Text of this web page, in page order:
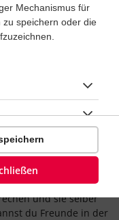
es
Selbstlernen
nur die
fürs Leben.
der Welt spricht.
Ländern und
und sie selber
du Freunde in der
Mechanismus für
speichern oder die